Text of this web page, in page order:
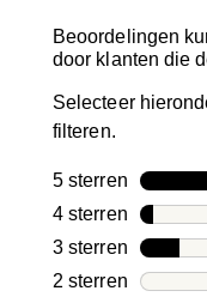
Beoordelingen
door klanten die
Selecteer
filteren.
5 sterren sterren
4 sterren sterren
3 sterren sterren
2 sterren sterren